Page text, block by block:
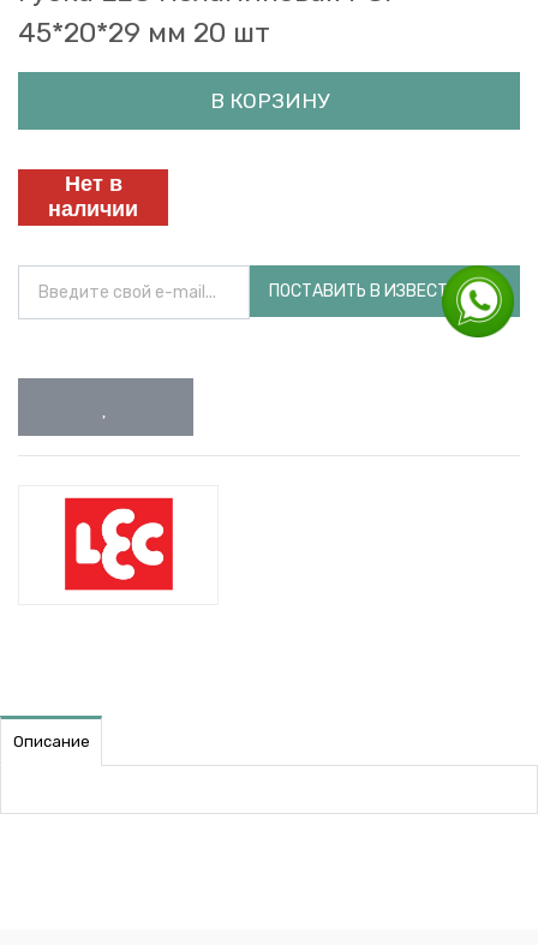
45*20*29 мм 20 шт
В КОРЗИНУ
Нет в
наличии
ПОСТАВИТЬ В ИЗВЕСТНОСТЬ
Описание